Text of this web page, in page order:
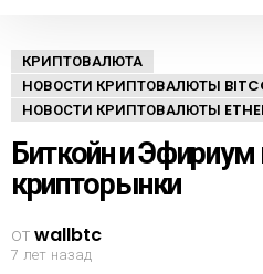
КРИПТОВАЛЮТА
НОВОСТИ КРИПТОВАЛЮТЫ
НОВОСТИ КРИПТОВАЛЮТЫ
Биткойн и
крипторынки
отwallbtc
7 лет назад